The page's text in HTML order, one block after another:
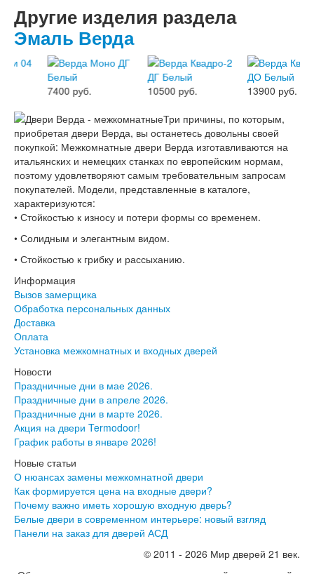
Другие изделия раздела
Эмаль Верда
7400 руб. 10500 руб. 13900 руб.
Три причины, по которым,
приобретая двери Верда, вы останетесь довольны своей
покупкой: Межкомнатные двери Верда изготавливаются на
итальянских и немецких станках по европейским нормам,
поэтому удовлетворяют самым требовательным запросам
покупателей. Модели, представленные в каталоге,
характеризуются:
• Стойкостью к износу и потери формы со временем.
• Солидным и элегантным видом.
• Стойкостью к грибку и рассыханию.
Информация
Вызов замерщика
Обработка персональных данных
Доставка
Оплата
Установка межкомнатных и входных дверей
Новости
Праздничные дни в мае 2026.
Праздничные дни в апреле 2026.
Праздничные дни в марте 2026.
Акция на двери Termodoor!
График работы в январе 2026!
Новые статьи
О нюансах замены межкомнатной двери
Как формируется цена на входные двери?
Почему важно иметь хорошую входную дверь?
Белые двери в современном интерьере: новый взгляд
Панели на заказ для дверей АСД
© 2011 - 2026 Мир дверей 21 век.